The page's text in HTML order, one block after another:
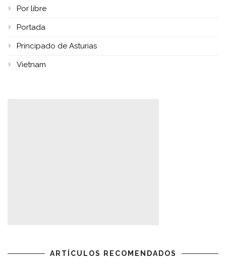
Por libre
Portada
Principado de Asturias
Vietnam
ARTÍCULOS RECOMENDADOS